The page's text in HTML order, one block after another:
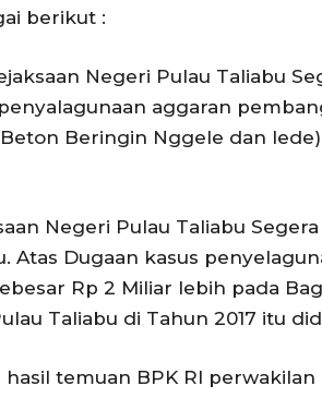
berikut :
Negeri Pulau Taliabu
aggaran
Beton Beringin Nggele dan
Negeri Pulau Taliabu
Atas Dugaan kasus
Rp 2 Miliar lebih pada
Taliabu di Tahun 2017 itu
hasil temuan BPK RI